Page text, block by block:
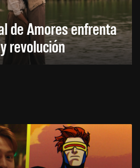
de Amores enfrenta
revolución